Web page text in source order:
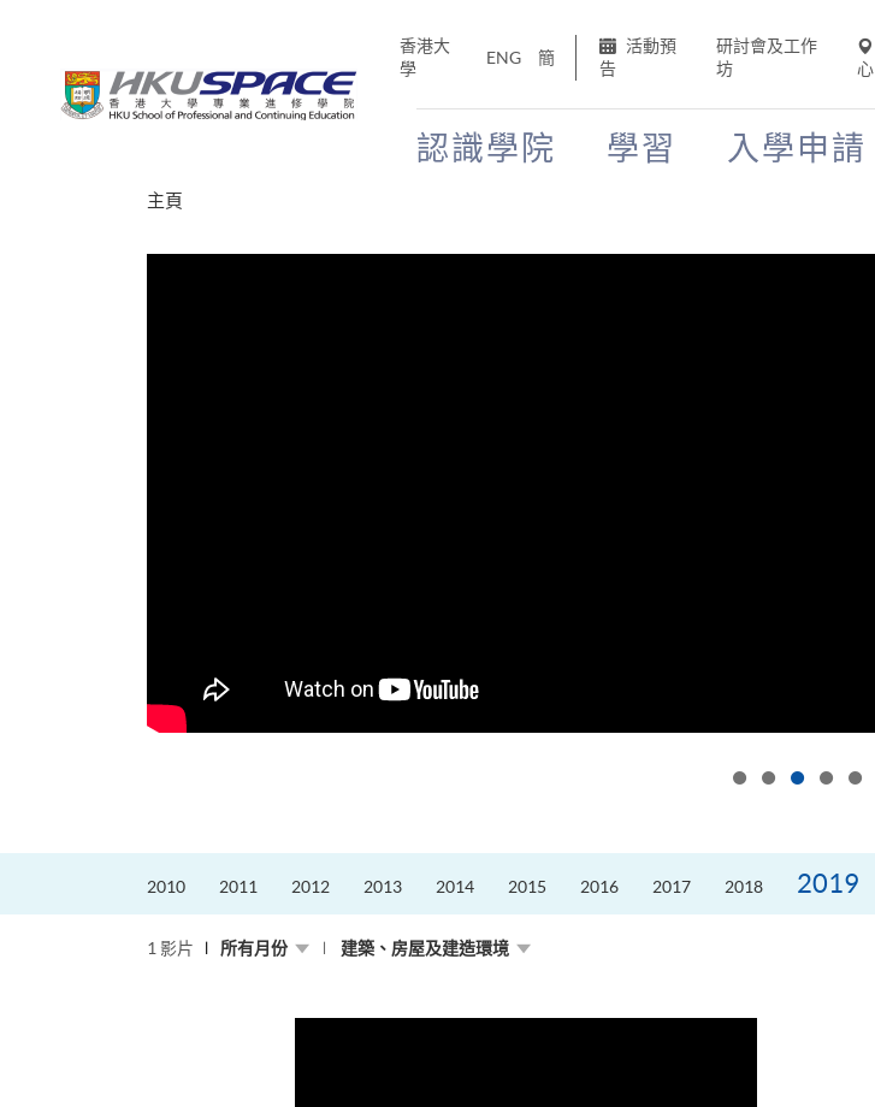
香港大
學
ENG 簡
活動預
告
研討會及工作
坊
心
認識學院 學習 入學申請
主頁
2010 2011 2012 2013 2014 2015 2016 2017 2018 2019
1 影片 所有月份 建築、房屋及建造環境